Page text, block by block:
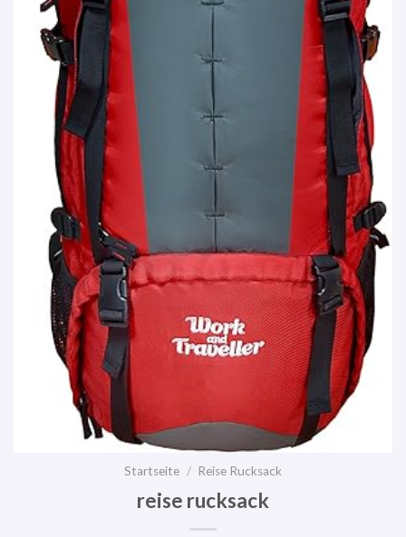
Startseite / Reise Rucksack
reise rucksack